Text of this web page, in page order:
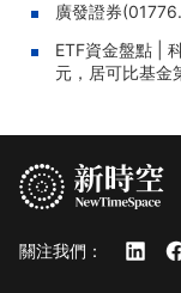
廣發證券
ETF資金盤點 |
元，居可比基金
關注我們：